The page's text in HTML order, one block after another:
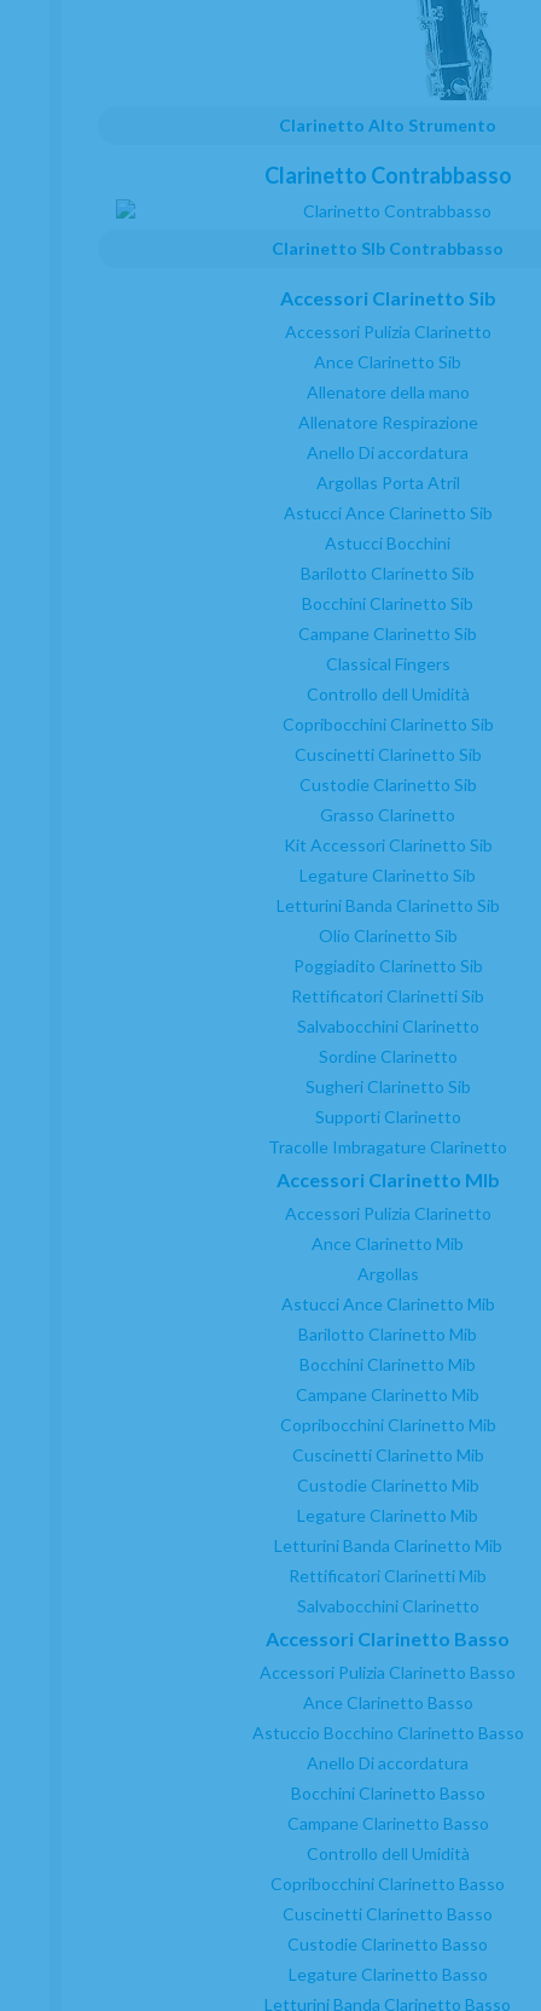
Clarinetto Alto Strumento
Clarinetto Contrabbasso
Clarinetto SIb Contrabbasso
Accessori Clarinetto Sib
Accessori Pulizia Clarinetto
Ance Clarinetto Sib
Allenatore della mano
Allenatore Respirazione
Anello Di accordatura
Argollas Porta Atril
Astucci Ance Clarinetto Sib
Astucci Bocchini
Barilotto Clarinetto Sib
Bocchini Clarinetto Sib
Campane Clarinetto Sib
Classical Fingers
Controllo dell Umidità
Copribocchini Clarinetto Sib
Cuscinetti Clarinetto Sib
Custodie Clarinetto Sib
Grasso Clarinetto
Kit Accessori Clarinetto Sib
Legature Clarinetto Sib
Letturini Banda Clarinetto Sib
Olio Clarinetto Sib
Poggiadito Clarinetto Sib
Rettificatori Clarinetti Sib
Salvabocchini Clarinetto
Sordine Clarinetto
Sugheri Clarinetto Sib
Supporti Clarinetto
Tracolle Imbragature Clarinetto
Accessori Clarinetto MIb
Accessori Pulizia Clarinetto
Ance Clarinetto Mib
Argollas
Astucci Ance Clarinetto Mib
Barilotto Clarinetto Mib
Bocchini Clarinetto Mib
Campane Clarinetto Mib
Copribocchini Clarinetto Mib
Cuscinetti Clarinetto Mib
Custodie Clarinetto Mib
Legature Clarinetto Mib
Letturini Banda Clarinetto Mib
Rettificatori Clarinetti Mib
Salvabocchini Clarinetto
Accessori Clarinetto Basso
Accessori Pulizia Clarinetto Basso
Ance Clarinetto Basso
Astuccio Bocchino Clarinetto Basso
Anello Di accordatura
Bocchini Clarinetto Basso
Campane Clarinetto Basso
Controllo dell Umidità
Copribocchini Clarinetto Basso
Cuscinetti Clarinetto Basso
Custodie Clarinetto Basso
Legature Clarinetto Basso
Letturini Banda Clarinetto Basso
Juego Zapatillas Saxo Soprano Selmer Jubile
140,45€
22.00%IVA inclusa
PRENOTA CON PAGAMENTO
n. prod.
Abbonatevi e godete di vantaggi ed
Siate i primi a ricevere le novità e a usufruire di sconti e
info@atelierdecelia.com
Domandi frequenti
Clarinetti
Saxofoni
Accessori
Novità
Servizio Clienti
Contatto
Lavora con noi
Costi di spedizione
Informativa sulla privacy
Informativa sui cookie
SERVIZIO TECNICO AUTORIZZATO